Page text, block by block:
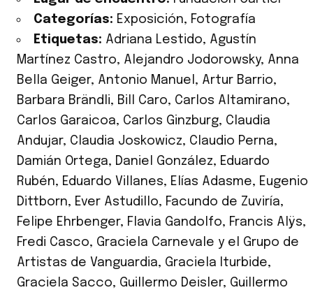
Categorías: Exposición, Fotografía
Etiquetas: Adriana Lestido, Agustín
Martínez Castro, Alejandro Jodorowsky, Anna
Bella Geiger, Antonio Manuel , Artur Barrio,
Barbara Brändli, Bill Caro, Carlos Altamirano,
Carlos Garaicoa, Carlos Ginzburg, Claudia
Andujar, Claudia Joskowicz, Claudio Perna,
Damián Ortega, Daniel González, Eduardo
Rubén, Eduardo Villanes, Elías Adasme, Eugenio
Dittborn, Ever Astudillo, Facundo de Zuviría,
Felipe Ehrbenger, Flavia Gandolfo, Francis Alÿs,
Fredi Casco, Graciela Carnevale y el Grupo de
Artistas de Vanguardia, Graciela Iturbide,
Graciela Sacco, Guillermo Deisler, Guillermo